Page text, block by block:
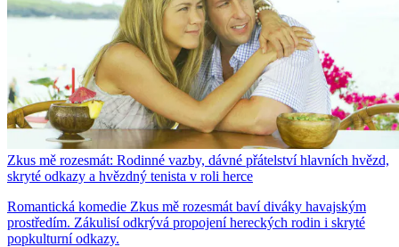
Zkus mě rozesmát: Rodinné vazby, dávné přátelství hlavních hvězd,
skryté odkazy a hvězdný tenista v roli herce
Romantická komedie Zkus mě rozesmát baví diváky havajským
prostředím. Zákulisí odkrývá propojení hereckých rodin i skryté
popkulturní odkazy.